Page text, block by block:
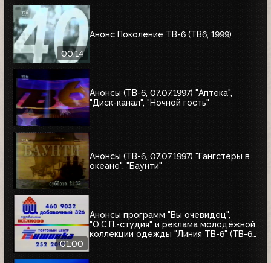
00:14
Анонс Поколение ТВ-6 (ТВ6, 1999)
Анонсы (ТВ-6, 07.07.1997) "Аптека",
"Диск-канал", "Ночной гость"
Анонсы (ТВ-6, 07.07.1997) "Гангстеры в
океане", "Баунти"
01:00
Анонсы программ "Вы очевидец",
"О.С.П.-студия" и реклама молодёжной
коллекции одежды "Линия ТВ-6" (ТВ-6,